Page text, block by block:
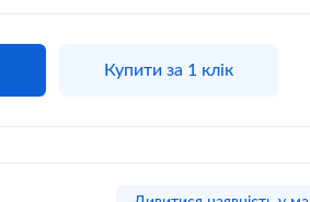
Купити за 1 клік